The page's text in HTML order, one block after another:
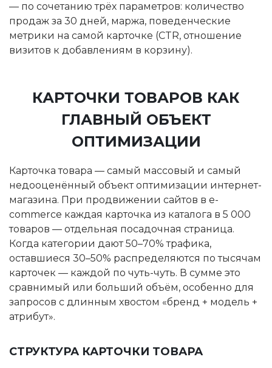
— по сочетанию трёх параметров: количество
продаж за 30 дней, маржа, поведенческие
метрики на самой карточке (CTR, отношение
визитов к добавлениям в корзину).
КАРТОЧКИ ТОВАРОВ КАК
ГЛАВНЫЙ ОБЪЕКТ
ОПТИМИЗАЦИИ
Карточка товара — самый массовый и самый
недооценённый объект оптимизации интернет-
магазина. При продвижении сайтов в e-
commerce каждая карточка из каталога в 5 000
товаров — отдельная посадочная страница.
Когда категории дают 50–70% трафика,
оставшиеся 30–50% распределяются по тысячам
карточек — каждой по чуть-чуть. В сумме это
сравнимый или больший объём, особенно для
запросов с длинным хвостом «бренд + модель +
атрибут».
СТРУКТУРА КАРТОЧКИ ТОВАРА